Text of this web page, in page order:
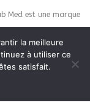
Med est une marque
la meilleure
à utiliser ce
satisfait.